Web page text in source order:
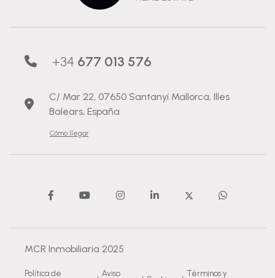
+34 677 013 576
C/ Mar 22, 07650 Santanyí Mallorca, Illes
Balears, España
Cómo llegar
MCR Inmobiliaria 2025
Política de Aviso Términos y